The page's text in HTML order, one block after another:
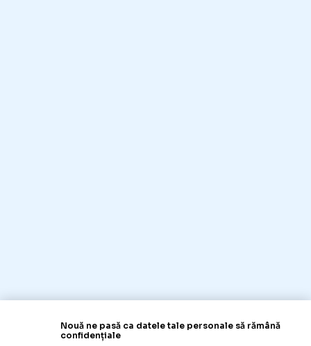
Nouă ne pasă ca datele tale personale să rămână
confidențiale